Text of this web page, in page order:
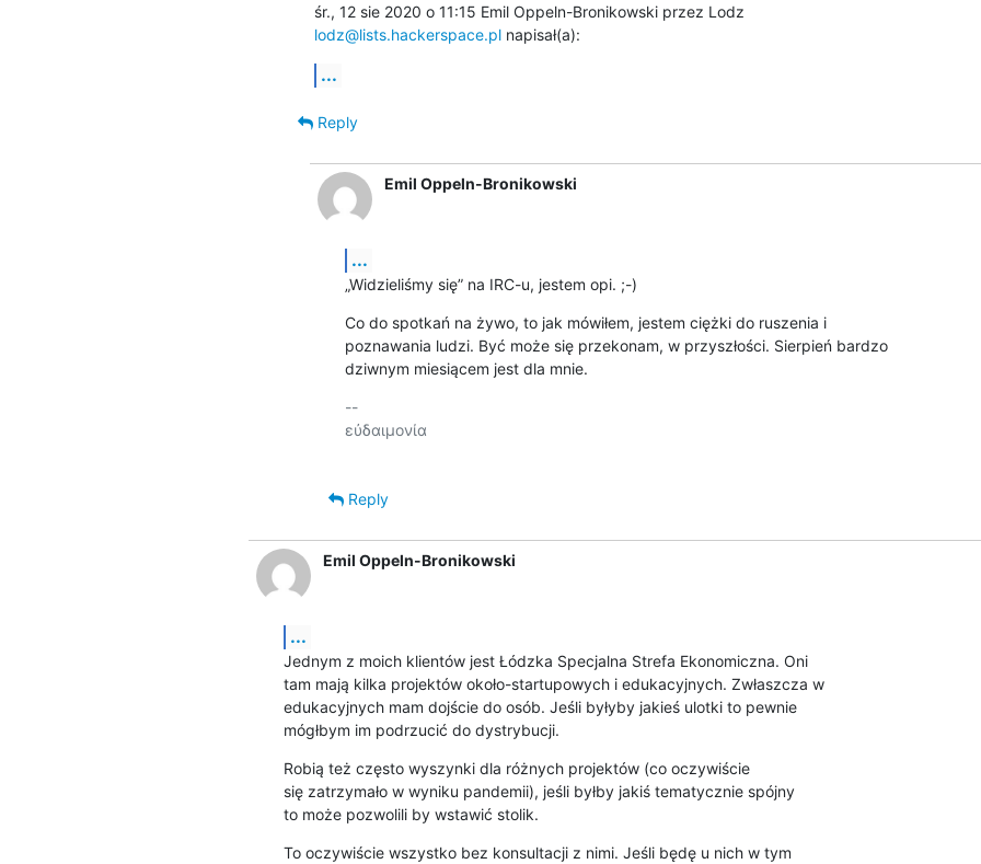
lodz@lists.hackerspace.pl napisał(a):
...
Reply
Emil Oppeln-Bronikowski
...
„Widzieliśmy się” na IRC-u, jestem opi. ;-)
Co do spotkań na żywo, to jak mówiłem, jestem ciężki do ruszenia i
poznawania ludzi. Być może się przekonam, w przyszłości. Sierpień bardzo
dziwnym miesiącem jest dla mnie.
--
εὐδαιμονία
Reply
Emil Oppeln-Bronikowski
...
Jednym z moich klientów jest Łódzka Specjalna Strefa Ekonomiczna. Oni
tam mają kilka projektów około-startupowych i edukacyjnych. Zwłaszcza w
edukacyjnych mam dojście do osób. Jeśli byłyby jakieś ulotki to pewnie
mógłbym im podrzucić do dystrybucji.
Robią też często wyszynki dla różnych projektów (co oczywiście
się zatrzymało w wyniku pandemii), jeśli byłby jakiś tematycznie spójny
to może pozwolili by wstawić stolik.
To oczywiście wszystko bez konsultacji z nimi. Jeśli będę u nich w tym